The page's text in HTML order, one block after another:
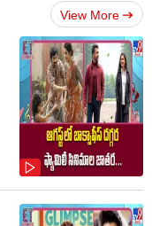
View More